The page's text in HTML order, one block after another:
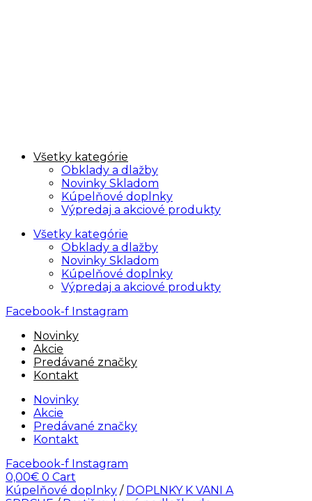
Všetky kategórie
Obklady a dlažby
Novinky Skladom
Kúpelňové doplnky
Výpredaj a akciové produkty
Všetky kategórie
Obklady a dlažby
Novinky Skladom
Kúpelňové doplnky
Výpredaj a akciové produkty
Facebook-f Instagram
Novinky
Akcie
Predávané značky
Kontakt
Novinky
Akcie
Predávané značky
Kontakt
Facebook-f Instagram
0,00€ 0 Cart
Kúpelňové doplnky / DOPLNKY K VANI A